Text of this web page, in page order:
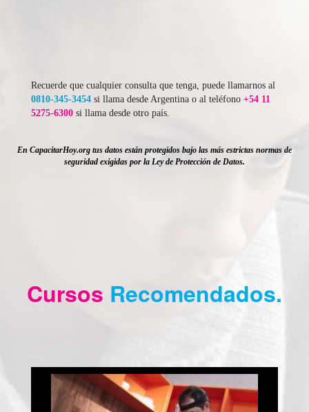
Recuerde que cualquier consulta que tenga, puede llamarnos al
0810-345-3454 si llama desde Argentina o al teléfono +54 11
5275-6300 si llama desde otro país.
En CapacitarHoy.org tus datos están protegidos bajo las más estrictas normas de
seguridad exigidas por la Ley de Protección de Datos.
Cursos Recomendados.